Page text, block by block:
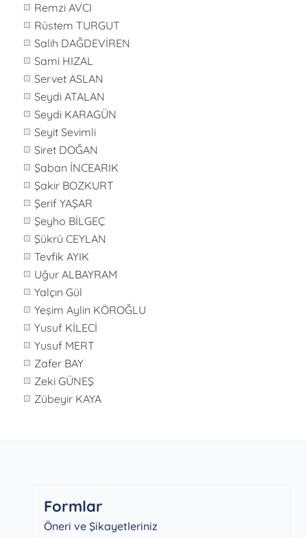
Remzi AVCI
Rüstem TURGUT
Salih DAĞDEVİREN
Sami HIZAL
Servet ASLAN
Seydi ATALAN
Seydi KARAGÜN
Seyit Sevimli
Siret DOĞAN
Şaban İNCEARIK
Şakir BOZKURT
Şerif YAŞAR
Şeyho BİLGEÇ
Şükrü CEYLAN
Tevfik AYIK
Uğur ALBAYRAM
Yalçın Gül
Yeşim Aylin KÖROĞLU
Yusuf KİLECİ
Yusuf MERT
Zafer BAY
Zeki GÜNEŞ
Zübeyir KAYA
Formlar
Öneri ve Şikayetleriniz